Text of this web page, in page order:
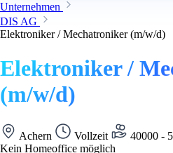
Unternehmen
DIS AG
Elektroniker / Mechatroniker (m/w/d)
Elektroniker /
(m/w/d)
Achern Vollzeit
40000 -
Kein Homeoffice möglich